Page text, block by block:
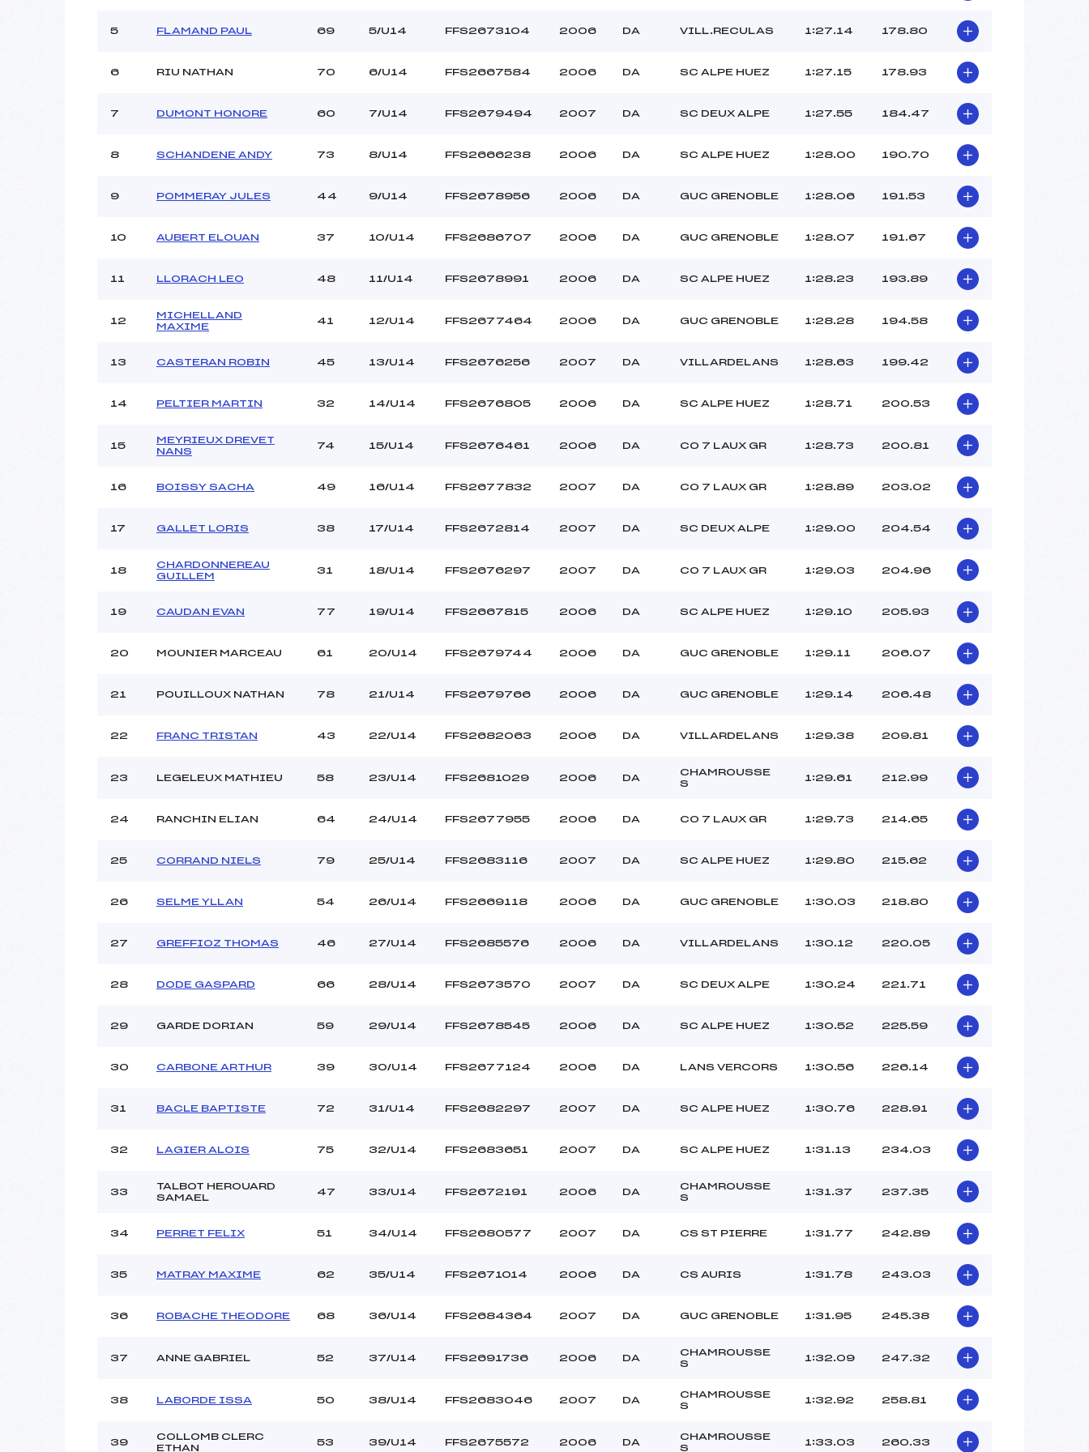
Ouvreurs C :
LOUIS AGATHE (DA)
Ouvreurs C :
Pénalité appliquée :
162.4600
5 FLAMAND PAUL 69 5/U14 FFS2673104 2006 DA VILL.RECULAS 1:27.14 178.80
6 RIU NATHAN 70 6/U14 FFS2667584 2006 DA SC ALPE HUEZ 1:27.15 178.93
7 DUMONT HONORE 60 7/U14 FFS2679494 2007 DA SC DEUX ALPE 1:27.55 184.47
8 SCHANDENE ANDY 73 8/U14 FFS2666238 2006 DA SC ALPE HUEZ 1:28.00 190.70
9 POMMERAY JULES 44 9/U14 FFS2678956 2006 DA GUC GRENOBLE 1:28.06 191.53
10 AUBERT ELOUAN 37 10/U14 FFS2686707 2006 DA GUC GRENOBLE 1:28.07 191.67
11 LLORACH LEO 48 11/U14 FFS2678991 2006 DA SC ALPE HUEZ 1:28.23 193.89
12
MICHELLAND
MAXIME
41 12/U14 FFS2677464 2006 DA GUC GRENOBLE 1:28.28 194.58
13 CASTERAN ROBIN 45 13/U14 FFS2676256 2007 DA VILLARDELANS 1:28.63 199.42
14 PELTIER MARTIN 32 14/U14 FFS2676805 2006 DA SC ALPE HUEZ 1:28.71 200.53
15
MEYRIEUX DREVET
NANS
74 15/U14 FFS2676461 2006 DA CO 7 LAUX GR 1:28.73 200.81
16 BOISSY SACHA 49 16/U14 FFS2677832 2007 DA CO 7 LAUX GR 1:28.89 203.02
17 GALLET LORIS 38 17/U14 FFS2672814 2007 DA SC DEUX ALPE 1:29.00 204.54
18
CHARDONNEREAU
GUILLEM
31 18/U14 FFS2676297 2007 DA CO 7 LAUX GR 1:29.03 204.96
19 CAUDAN EVAN 77 19/U14 FFS2667815 2006 DA SC ALPE HUEZ 1:29.10 205.93
20 MOUNIER MARCEAU 61 20/U14 FFS2679744 2006 DA GUC GRENOBLE 1:29.11 206.07
21 POUILLOUX NATHAN 78 21/U14 FFS2679766 2006 DA GUC GRENOBLE 1:29.14 206.48
22 FRANC TRISTAN 43 22/U14 FFS2682063 2006 DA VILLARDELANS 1:29.38 209.81
23 LEGELEUX MATHIEU 58 23/U14 FFS2681029 2006 DA
CHAMROUSSE
S
1:29.61 212.99
24 RANCHIN ELIAN 64 24/U14 FFS2677955 2006 DA CO 7 LAUX GR 1:29.73 214.65
25 CORRAND NIELS 79 25/U14 FFS2683116 2007 DA SC ALPE HUEZ 1:29.80 215.62
26 SELME YLLAN 54 26/U14 FFS2669118 2006 DA GUC GRENOBLE 1:30.03 218.80
27 GREFFIOZ THOMAS 46 27/U14 FFS2685576 2006 DA VILLARDELANS 1:30.12 220.05
28 DODE GASPARD 66 28/U14 FFS2673570 2007 DA SC DEUX ALPE 1:30.24 221.71
29 GARDE DORIAN 59 29/U14 FFS2678545 2006 DA SC ALPE HUEZ 1:30.52 225.59
30 CARBONE ARTHUR 39 30/U14 FFS2677124 2006 DA LANS VERCORS 1:30.56 226.14
31 BACLE BAPTISTE 72 31/U14 FFS2682297 2007 DA SC ALPE HUEZ 1:30.76 228.91
32 LAGIER ALOIS 75 32/U14 FFS2683651 2007 DA SC ALPE HUEZ 1:31.13 234.03
33
TALBOT HEROUARD
SAMAEL
47 33/U14 FFS2672191 2006 DA
CHAMROUSSE
S
1:31.37 237.35
34 PERRET FELIX 51 34/U14 FFS2680577 2007 DA CS ST PIERRE 1:31.77 242.89
35 MATRAY MAXIME 62 35/U14 FFS2671014 2006 DA CS AURIS 1:31.78 243.03
36 ROBACHE THEODORE 68 36/U14 FFS2684364 2007 DA GUC GRENOBLE 1:31.95 245.38
37 ANNE GABRIEL 52 37/U14 FFS2691736 2006 DA
CHAMROUSSE
S
1:32.09 247.32
38 LABORDE ISSA 50 38/U14 FFS2683046 2007 DA
CHAMROUSSE
S
1:32.92 258.81
39
COLLOMB CLERC
ETHAN
53 39/U14 FFS2675572 2006 DA
CHAMROUSSE
S
1:33.03 260.33